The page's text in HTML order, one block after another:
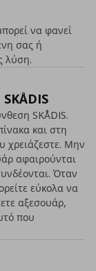
να φανεί
σας ή
λύση.
SKÅDIS.
και στη
χρειάζεστε. Μην
αφαιρούνται
Όταν
εύκολα να
αξεσουάρ,
που